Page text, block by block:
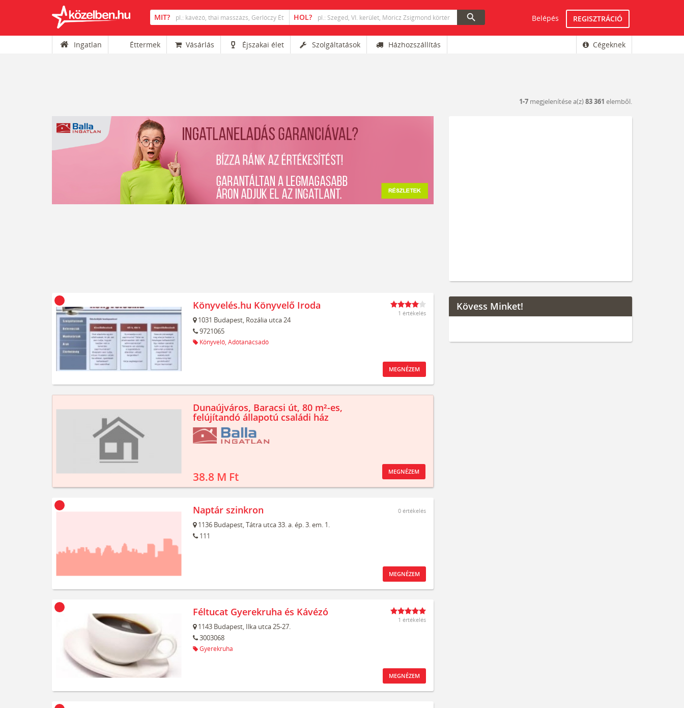
search Belépés REGISZTRÁCIÓ
Ingatlan Éttermek Vásárlás Éjszakai élet Szolgáltatások Házhozszállítás Cégeknek
1-7 megjelenítése a(z)83 361 elemből.
Könyvelés.hu Könyvelő Iroda
1031 Budapest, Rozália utca 24
9721065
Könyvelő, Adótanácsadó
1 értékelés
MEGNÉZEM
Dunaújváros, Baracsi út, 80 m²-es,
felújítandó állapotú családi ház
38.8 M Ft MEGNÉZEM
Naptár szinkron
1136 Budapest,Tátra utca 33. a. ép. 3. em. 1.
111
0 értékelés
MEGNÉZEM
Féltucat Gyerekruha és Kávézó
1143 Budapest, Ilka utca 25-27.
3003068
Gyerekruha
1 értékelés
MEGNÉZEM
Kövess Minket!